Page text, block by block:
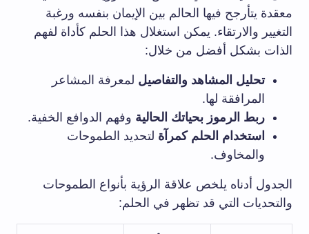
معقدة يتأرجح فيها الحالم بين الإيمان بنفسه ورغبة
التغيير والارتقاء. يمكن استغلال هذا الحلم كأداة لفهم
الذات بشكل أفضل من خلال:
تحليل المشاهد والتفاصيل لمعرفة المشاعر
المرافقة لها.
ربط الرموز بحياتك الحالية وفهم الدوافع الخفية.
استخدام الحلم كمرآة لتحديد الطموحات
والمخاوف.
الجدول أدناه يلخص علاقة الرؤية بأنواع الطموحات
والتحديات التي قد تظهر في الحلم: